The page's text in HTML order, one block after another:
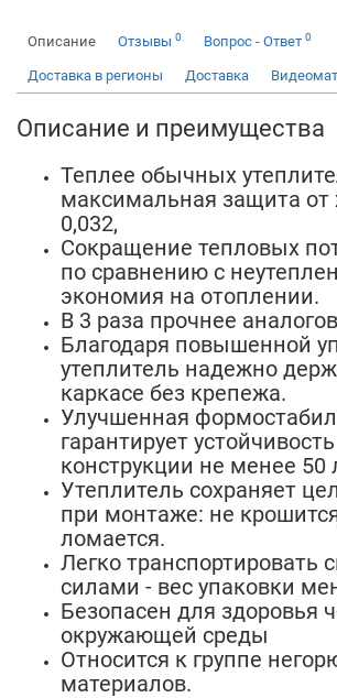
Описание Отзывы 0 Вопрос - Ответ 0
Доставка в регионы Доставка
Описание и преимущества
Теплее обычных
максимальная защита от
0,032,
Сокращение тепловых
по сравнению с
экономия на отоплении.
В 3 раза прочнее
Благодаря повышенной
утеплитель надежно
каркасе без крепежа.
Улучшенная
гарантирует
конструкции не менее 50
Утеплитель сохраняет
при монтаже: не
ломается.
Легко транспортировать
силами - вес упаковки
Безопасен для здоровья
окружающей среды
Относится к группе
материалов.